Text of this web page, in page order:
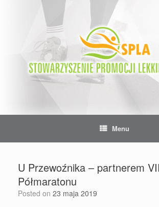
Menu
U Przewoźnika – partnerem
Półmaratonu
Posted on 23 maja 2019